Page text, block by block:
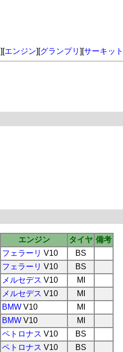
][エンジン][グランプリ ][サーキット
エンジン タイヤ 備考
フェラーリ V10
BS
フェラーリ V10
BS
メルセデス V10
MI
メルセデス V10
MI
BMW V10
MI
BMW V10
MI
ペトロナス V10
BS
ペトロナス V10
BS